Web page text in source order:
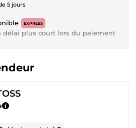
5 jours
EXPRESS
délai plus court lors du paiement